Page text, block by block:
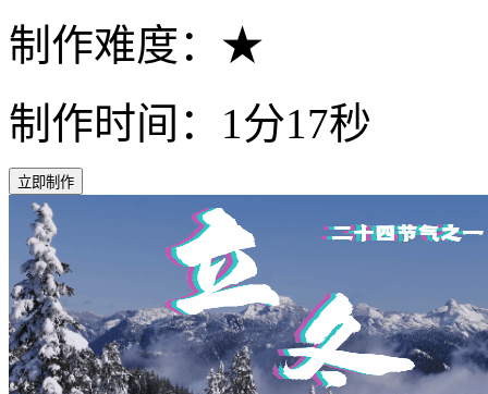
制作难度：★
制作时间：1分17秒
立即制作